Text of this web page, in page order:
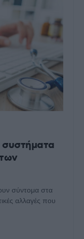
συστήματα
σύντομα στα
αλλαγές που